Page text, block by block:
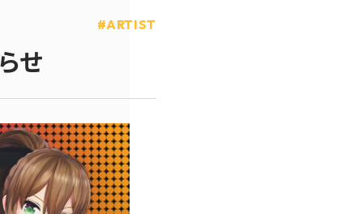
ARTIST
せ